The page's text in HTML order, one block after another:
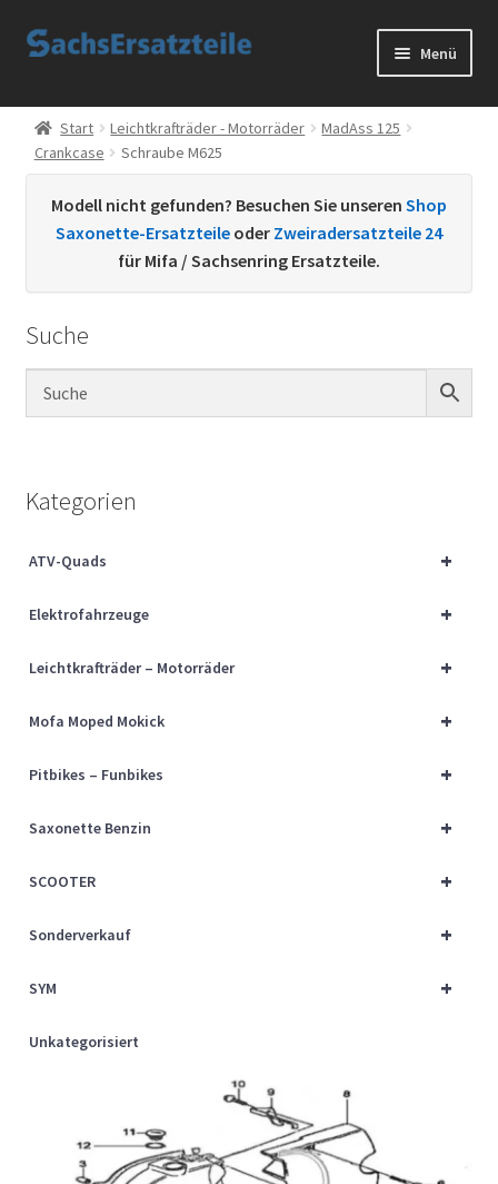
Zur
Zum
Menü
Start
AGB
Datenschutzerklärung
Kontakt
Sachs Ersatzteile
Über uns
Start Leichtkrafträder - Motorräder
MadAss 125
Crankcase
Schraube M625
Modell nicht gefunden? Besuchen Sie unseren Shop
Saxonette-Ersatzteile oder Zweiradersatzteile 24
für Mifa / Sachsenring Ersatzteile.
Suche
Kategorien
+
ATV-Quads
+
Elektrofahrzeuge
+
Leichtkrafträder – Motorräder
+
Mofa Moped Mokick
+
Pitbikes – Funbikes
+
Saxonette Benzin
+
SCOOTER
+
Sonderverkauf
+
SYM
Unkategorisiert